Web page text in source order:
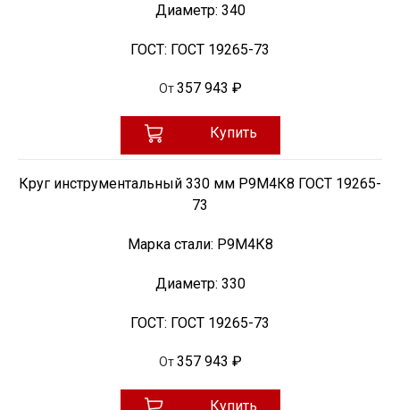
Диаметр: 340
ГОСТ: ГОСТ 19265-73
От 357 943 ₽
Купить
Круг инструментальный 330 мм Р9М4К8 ГОСТ 19265-
73
Марка стали: Р9М4К8
Диаметр: 330
ГОСТ: ГОСТ 19265-73
От 357 943 ₽
Купить